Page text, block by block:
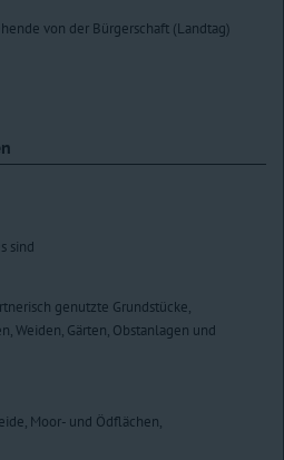
von der Bürgerschaft (Landtag)
sind
genutzte Grundstücke,
Weiden, Gärten, Obstanlagen und
Moor- und Ödflächen,